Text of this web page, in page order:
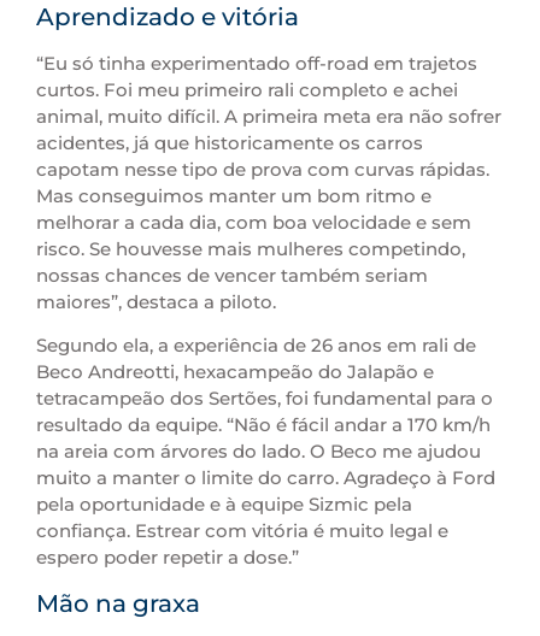
Aprendizado e vitória
“Eu só tinha experimentado off-road em trajetos
curtos. Foi meu primeiro rali completo e achei
animal, muito difícil. A primeira meta era não sofrer
acidentes, já que historicamente os carros
capotam nesse tipo de prova com curvas rápidas.
Mas conseguimos manter um bom ritmo e
melhorar a cada dia, com boa velocidade e sem
risco. Se houvesse mais mulheres competindo,
nossas chances de vencer também seriam
maiores”, destaca a piloto.
Segundo ela, a experiência de 26 anos em rali de
Beco Andreotti, hexacampeão do Jalapão e
tetracampeão dos Sertões, foi fundamental para o
resultado da equipe. “Não é fácil andar a 170 km/h
na areia com árvores do lado. O Beco me ajudou
muito a manter o limite do carro. Agradeço à Ford
pela oportunidade e à equipe Sizmic pela
confiança. Estrear com vitória é muito legal e
espero poder repetir a dose.”
Mão na graxa